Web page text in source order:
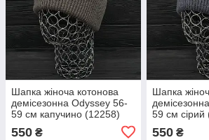
Шапка жіноча котонова
демісезонна Odyssey 56-
59 см капучино (12258)
550 ₴
Шапка
59 см сірий
550₴